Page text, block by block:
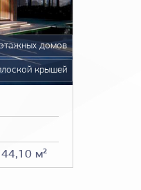
м²
домов
крышей
до 150 м2
домов
План дома